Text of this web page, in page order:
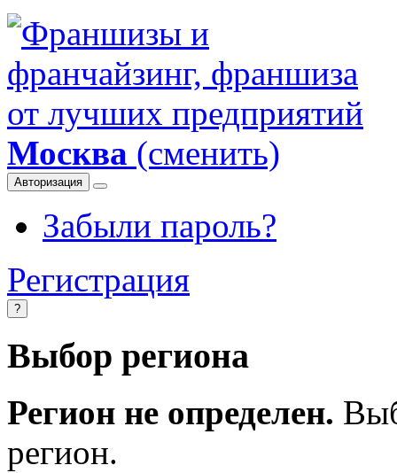
Москва (сменить)
Авторизация
Забыли пароль?
Регистрация
?
Выбор региона
Регион не определен.
регион.